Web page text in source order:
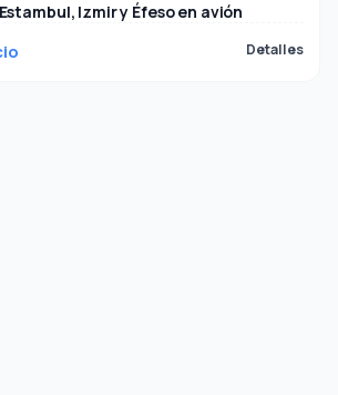
Izmir y Éfeso en avión
Detalles